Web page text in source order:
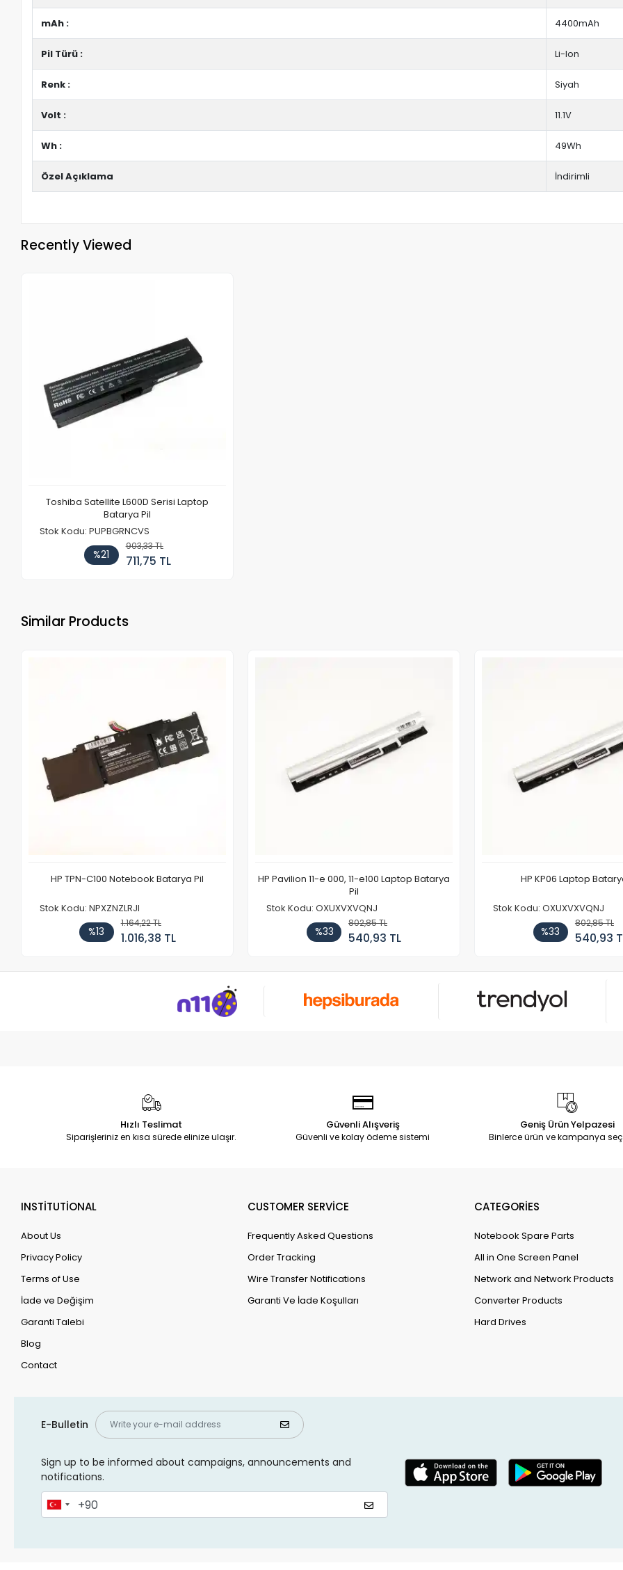
mAh : 4400mAh
Pil Türü : Li-Ion
Renk : Siyah
Volt : 11.1V
Wh : 49Wh
Özel Açıklama İndirimli
Recently Viewed
Toshiba Satellite L600D Serisi Laptop
Batarya Pil
Stok Kodu: PUPBGRNCVS
%21
903,33 TL
711,75 TL
Similar Products
HP TPN-C100 Notebook Batarya Pil
Stok Kodu: NPXZNZLRJI
%13
1.164,22 TL
1.016,38 TL
HP Pavilion 11-e 000, 11-e100 Laptop Batarya
Pil
Stok Kodu: OXUXVXVQNJ
%33
802,85 TL
540,93 TL
HP KP06 Laptop
Stok Kodu: OXUXVXVQNJ
%33
802,85 TL
540,93
Hızlı Teslimat
Siparişleriniz en kısa sürede elinize ulaşır.
Güvenli Alışveriş
Güvenli ve kolay ödeme sistemi
Geniş Ürün Yelpazesi
Binlerce ürün ve kampanya
INSTİTUTİONAL
About Us
Privacy Policy
Terms of Use
İade ve Değişim
Garanti Talebi
Blog
Contact
CUSTOMER SERVİCE
Frequently Asked Questions
Order Tracking
Wire Transfer Notifications
Garanti Ve İade Koşulları
CATEGORİES
Notebook Spare Parts
All in One Screen Panel
Network and Network Products
Converter Products
Hard Drives
E-Bulletin
Sign up to be informed about campaigns, announcements and
notifications.